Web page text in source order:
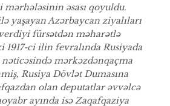
əsası qoyuldu.
yaşayan Azərbaycan ziyalıları
fürsətdən məharətlə
1917-ci ilin fevralında Rusiyada
mərkəzdənqaçma
Rusiya Dövlət Dumasına
olan deputatlar əvvəlcə
ayında isə Zaqafqaziya